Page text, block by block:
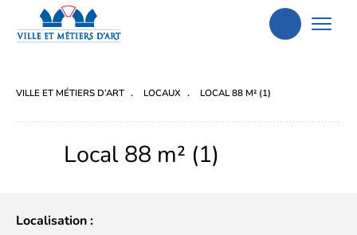
Aller
VILLE ET MÉTIERS D’ART LOCAUX LOCAL 88 M² (1)
Local 88 m² (1)
Localisation :